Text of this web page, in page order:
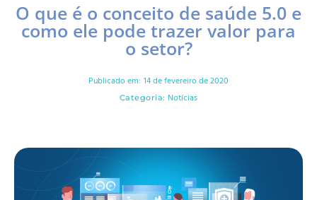
O que é o conceito de saúde 5.0 e
como ele pode trazer valor para
o setor?
Publicado em: 14 de fevereiro de 2020
Categoria: Notícias